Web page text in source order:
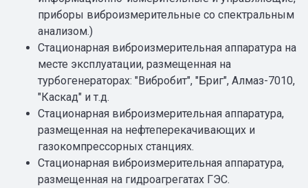
приборы виброизмерительные со спектральным
анализом.)
Cтационарная виброизмерительная аппаратура на
месте эксплуатации, размещенная на
турбогенераторах: "Вибробит", "Бриг", Алмаз-7010,
"Каскад" и т.д.
Стационарная виброизмерительная аппаратура,
размещенная на нефтеперекачивающих и
газокомпрессорных станциях.
Стационарная виброизмерительная аппаратура,
размещенная на гидроагрегатах ГЭС.